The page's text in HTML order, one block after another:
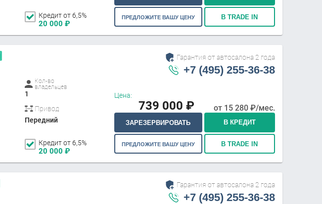
Кредит от 6,5%
20 000 ₽
ПРЕДЛОЖИТЕ ВАШУ ЦЕНУ В TRADE IN
Кол-во
владельцев
1
Привод
Передний
Кредит от 6,5%
20 000 ₽
Гарантия от автосалона 2 года
+7 (495) 255-36-38
Цена:
739 000 ₽ от 15 280₽/мес.
ЗАРЕЗЕРВИРОВАТЬ В КРЕДИТ
ПРЕДЛОЖИТЕ ВАШУ ЦЕНУ В TRADE IN
Гарантия от автосалона 2 года
+7 (495) 255-36-38